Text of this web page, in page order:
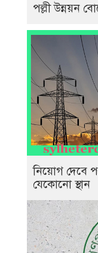
পল্লী উন্নয়ন
নিয়োগ দেবে
যেকোনো স্থান